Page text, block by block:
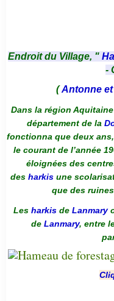
Endroit du Village, "
-
(Antonne et
Dans la région
département de la
fonctionna que deux
le courant de l’année
éloignées des
des harkis une
que des
Les harkis de Lanmary
de Lanmary, entre